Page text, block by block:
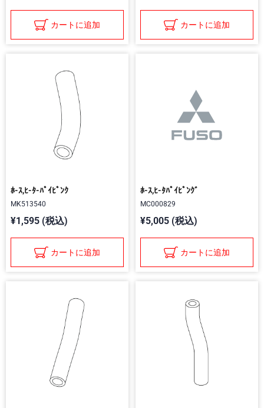
カートに追加 カートに追加
ﾎ-ｽ,ﾋ-ﾀ-ﾊﾟｲﾋﾟﾝｸ
MK513540
¥1,595 (税込)
カートに追加
ﾎ-ｽ,ﾋ-ﾀﾊﾟｲﾋﾟﾝｸﾞ
MC000829
¥5,005 (税込)
カートに追加